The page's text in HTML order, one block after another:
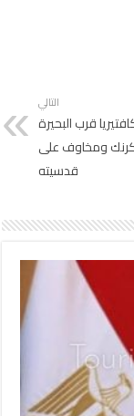
التالي
قرب البحيرة
ومخاوف على
قدسيته